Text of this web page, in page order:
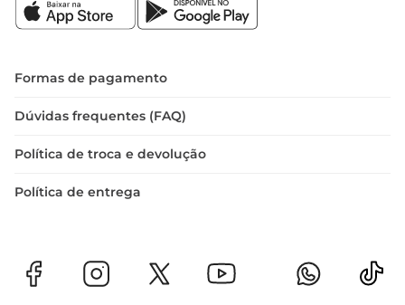
chance de fazer um pequeno agrado a si mesmo
Formas de pagamento
Dúvidas frequentes (FAQ)
Política de troca e devolução
Política de entrega